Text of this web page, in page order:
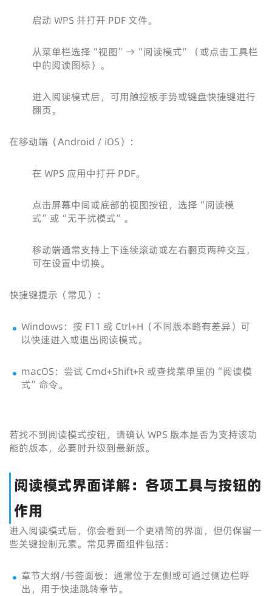
启动 WPS 并打开 PDF 文件。
从菜单栏选择“视图”→“阅读模式”（或点击工具栏
中的阅读图标）。
进入阅读模式后，可用触控板手势或键盘快捷键进行
翻页。
在移动端（Android / iOS）：
在 WPS 应用中打开 PDF。
点击屏幕中间或底部的视图按钮，选择“阅读模
式”或“无干扰模式”。
移动端通常支持上下连续滚动或左右翻页两种交互，
可在设置中切换。
快捷键提示（常见）：
Windows：按 F11 或 Ctrl+H（不同版本略有差异）可
以快速进入或退出阅读模式。
macOS：尝试 Cmd+Shift+R 或查找菜单里的“阅读模
式”命令。
若找不到阅读模式按钮，请确认 WPS 版本是否为支持该功
能的版本，必要时升级到最新版。
阅读模式界面详解：各项工具与按钮的
作用
进入阅读模式后，你会看到一个更精简的界面，但仍保留一
些关键控制元素。常见界面组件包括：
章节大纲/书签面板：通常位于左侧或可通过侧边栏呼
出，用于快速跳转章节。